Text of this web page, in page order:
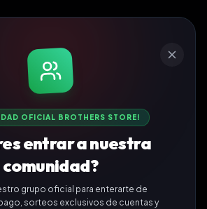
OFICIAL BROTHERS STORE!
entrar a nuestra
comunidad?
grupo oficial para enterarte de
sorteos exclusivos de cuentas y